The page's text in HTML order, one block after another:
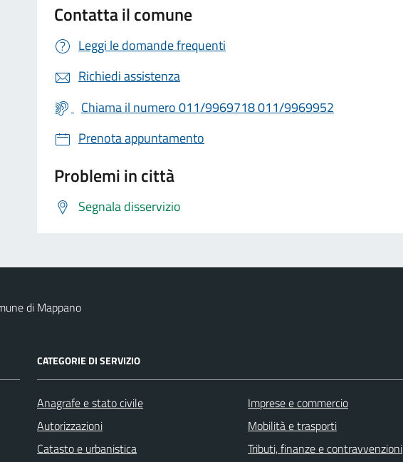
Contatta il comune
Leggi le domande frequenti
Richiedi assistenza
Chiama il numero 011/9969718 011/9969952
Prenota appuntamento
Problemi in città
Segnala disservizio
di Mappano
CATEGORIE DI SERVIZIO
Anagrafe e stato civile
Autorizzazioni
Catasto e urbanistica
Imprese e commercio
Mobilità e trasporti
Tributi, finanze e contravvenzioni